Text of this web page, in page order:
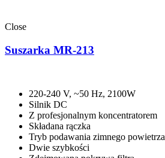
Close
Suszarka MR-213
220-240 V, ~50 Hz, 2100W
Silnik DC
Z profesjonalnym koncentratorem
Składana rączka
Tryb podawania zimnego powietrza
Dwie szybkości